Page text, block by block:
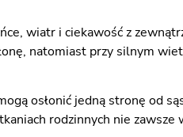
wiatr i ciekawość z
natomiast przy silnym
osłonić jedną stronę od
rodzinnych nie